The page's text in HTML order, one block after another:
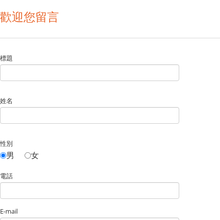
歡迎您留言
標題
姓名
性別
男 女
電話
E-mail